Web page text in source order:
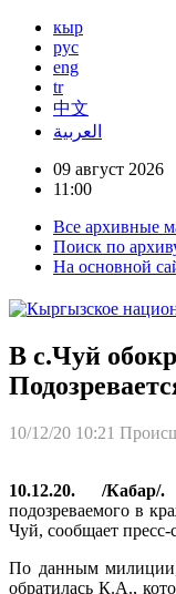
кыр
рус
eng
tr
中文
العربية
09 август 2026
11:00
Все архивные
Поиск по
На основной
В с.Чуй
10/12/20 10:21
10.12.20. /Кабар/.
подозреваемого в
Чуй, сообщает
По данным
обратилась К.А.,